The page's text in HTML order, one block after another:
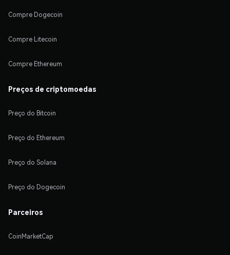
Compre Dogecoin
Compre Litecoin
Compre Ethereum
Preços de criptomoedas
Preço do Bitcoin
Preço do Ethereum
Preço do Solana
Preço do Dogecoin
Parceiros
CoinMarketCap